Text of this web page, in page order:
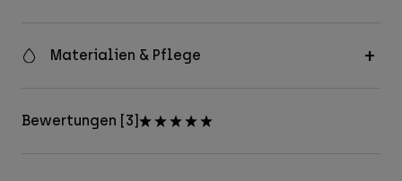
Materialien & Pflege
Bewertungen [3]